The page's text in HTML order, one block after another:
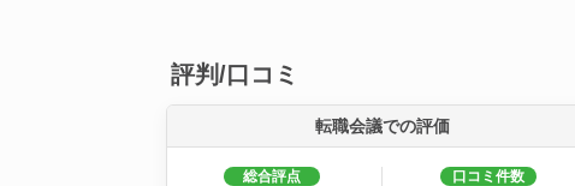
評判/口コミ
転職会議での評価
総合評点 口コミ件数